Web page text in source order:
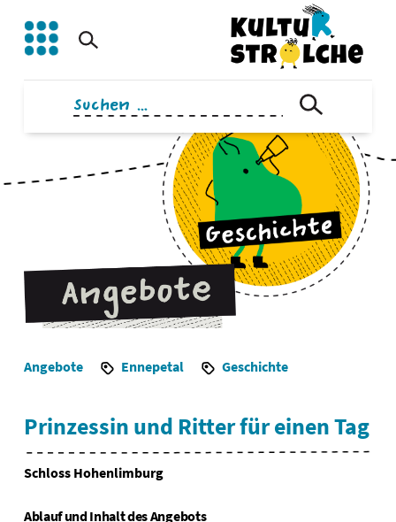
Inhalt
springen
Suchen
nach:
Angebote Ennepetal Geschichte
Prinzessin und Ritter für einen Tag
Schloss Hohenlimburg
Ablauf und Inhalt des Angebots